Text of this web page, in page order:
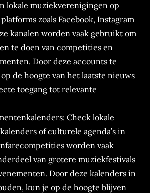
lokale muziekverenigingen op
zoals Facebook, Instagram
kanalen worden vaak gebruikt om
te doen van competities en
Door deze accounts te
de hoogte van het laatste nieuws
toegang tot relevante
Check lokale
of culturele agenda’s in
worden vaak
van grotere muziekfestivals
Door deze kalenders in
kun je op de hoogte blijven